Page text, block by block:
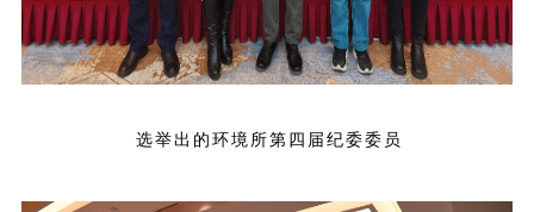
选举出的环境所第四届纪委委员